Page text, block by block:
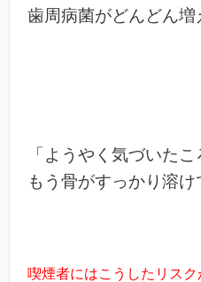
歯周病菌がどんどん増
「ようやく気づいたこ
もう骨がすっかり溶け
喫煙者にはこうしたリスク